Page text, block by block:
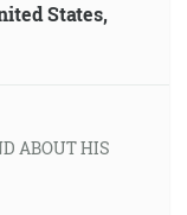
States,
ABOUT HIS